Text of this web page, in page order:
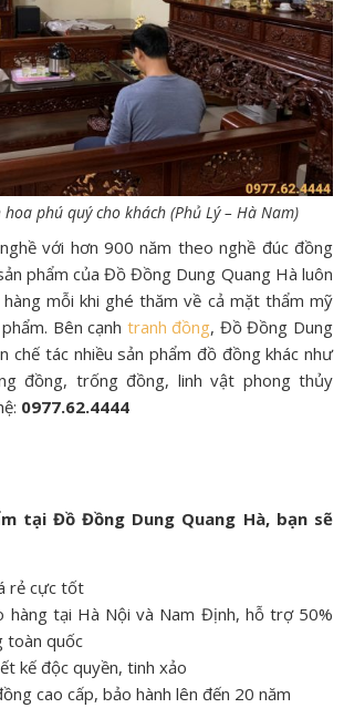
phú quý cho khách (Phủ Lý – Hà Nam)
với hơn 900 năm theo nghề đúc đồng
phẩm của Đồ Đồng Dung Quang Hà luôn
hàng mỗi khi ghé thăm về cả mặt thẩm mỹ
Bên cạnh tranh đồng, Đồ Đồng Dung
chế tác nhiều sản phẩm đồ đồng khác như
đồng, trống đồng, linh vật phong thủy
0977.62.4444
tại Đồ Đồng Dung Quang Hà, bạn sẽ
rẻ cực tốt
hàng tại Hà Nội và Nam Định, hỗ trợ 50%
toàn quốc
kế độc quyền, tinh xảo
cao cấp, bảo hành lên đến 20 năm